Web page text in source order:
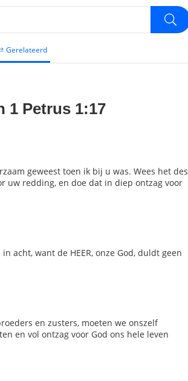
Gerelateerd
1 Petrus 1:17
geweest toen ik bij u was. Wees het des
uw redding, en doe dat in diep ontzag voor
acht, want de HEER, onze God, duldt geen
en zusters, moeten we onszelf
en vol ontzag voor God ons hele leven